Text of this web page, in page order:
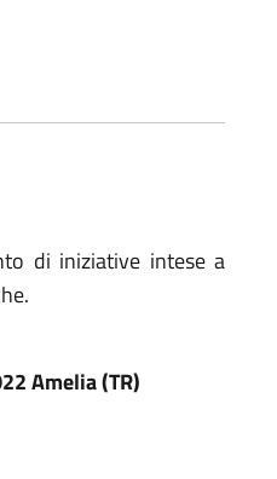
di iniziative intese a
Amelia (TR)